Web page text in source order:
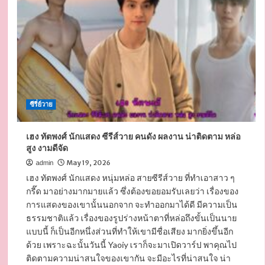
ภู
ตั้ง
ศักดิ์
ยืน
หนุ่ม
หล่อ
หน้าตา
ดี
หนุ่ม
วิศวะ
เสน่ห์
ล้น
ๆ
ซีรี่ย์วาย
เฮง ทัตพงศ์ นักแสดง ซีรีส์วาย คนดัง ผลงาน น่าติดตาม หล่อ
สูง งามดีจัด
admin May 19, 2026
เฮง ทัตพงศ์ นักแสดง หนุ่มหล่อ สายซีรีส์วาย ที่ทำเอาสาว ๆ
กรี๊ด มาอย่างมากมายแล้ว ซึ่งต้องขอยอมรับเลยว่า เรื่องของ
การแสดงของเขานั้นนอกจาก จะทำออกมาได้ดี มีความเป็น
ธรรมชาติแล้ว เรื่องของรูปร่างหน้าตาที่หล่อถึงขั้นเป็นนาย
แบบนี้ ก็เป็นอีกหนึ่งส่วนที่ทำให้เขามีชื่อเสียง มากยิ่งขึ้นอีก
ด้วย เพราะฉะนั้นวันนี้ Yaoiy เราก็จะมาเปิดวาร์ป พาคุณไป
ติดตามความน่าสนใจของเขากัน จะมีอะไรที่น่าสนใจ น่า